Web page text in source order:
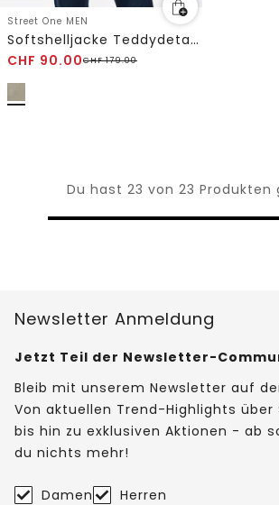
Street One MEN
Softshelljacke Teddydetails
CHF 90.00CHF179.00
Du hast 23 von 23 Produkten
Newsletter Anmeldung
Jetzt Teil der Newsletter-
Bleib mit unserem Newsletter auf
Von aktuellen Trend-Highlights über
bis hin zu exklusiven Aktionen - ab
du nichts mehr!
Damen Herren